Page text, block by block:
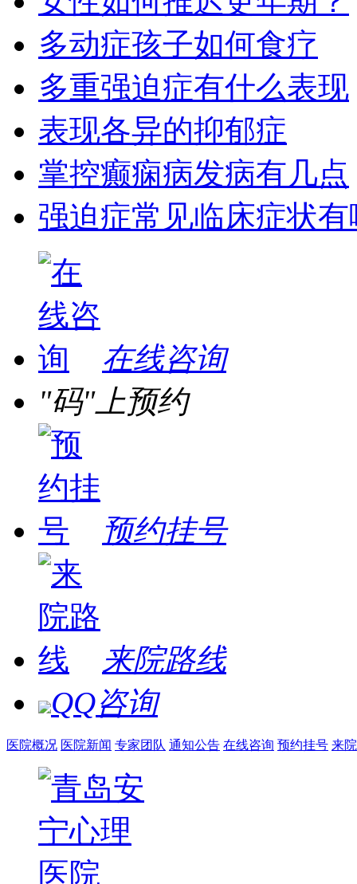
多动症孩子如何食疗
多重强迫症有什么表现
表现各异的抑郁症
掌控癫痫病发病有几点
强迫症常见临床症状有
在线咨询
"码"上预约
预约挂号
来院路线
QQ咨询
医院概况 医院新闻 专家团队 通知公告 在线咨询 预约挂号 来